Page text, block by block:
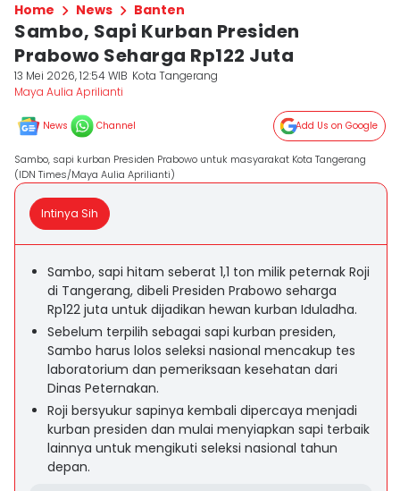
Home News Banten
Sambo, Sapi Kurban Presiden
Prabowo Seharga Rp122 Juta
13 Mei 2026, 12:54 WIB Kota Tangerang
Maya Aulia Aprilianti
News Channel Add Us on Google
Sambo, sapi kurban Presiden Prabowo untuk masyarakat Kota Tangerang
(IDN Times/Maya Aulia Aprilianti)
Intinya Sih
Sambo, sapi hitam seberat 1,1 ton milik peternak Roji
di Tangerang, dibeli Presiden Prabowo seharga
Rp122 juta untuk dijadikan hewan kurban Iduladha.
Sebelum terpilih sebagai sapi kurban presiden,
Sambo harus lolos seleksi nasional mencakup tes
laboratorium dan pemeriksaan kesehatan dari
Dinas Peternakan.
Roji bersyukur sapinya kembali dipercaya menjadi
kurban presiden dan mulai menyiapkan sapi terbaik
lainnya untuk mengikuti seleksi nasional tahun
depan.